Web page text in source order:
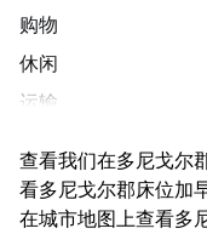
购物
休闲
运输
文化
夜生活
查看我们在多尼戈尔
看多尼戈尔郡床位加
在城市地图上查看多